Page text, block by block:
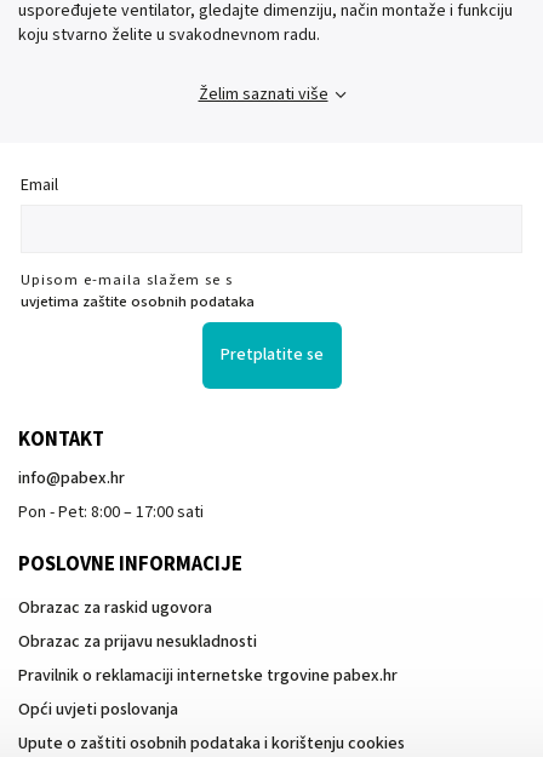
uspoređujete ventilator, gledajte dimenziju, način montaže i funkciju
koju stvarno želite u svakodnevnom radu.
Želim saznati više
Email
Upisom e-maila slažem se s
uvjetima zaštite osobnih podataka
Pretplatite se
KONTAKT
info@pabex.hr
Pon - Pet: 8:00 – 17:00 sati
POSLOVNE INFORMACIJE
Obrazac za raskid ugovora
Obrazac za prijavu nesukladnosti
Pravilnik o reklamaciji internetske trgovine pabex.hr
Opći uvjeti poslovanja
Upute o zaštiti osobnih podataka i korištenju cookies